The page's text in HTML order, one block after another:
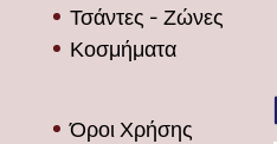
Τσάντες - Ζώνες
Κοσμήματα
Όροι Χρήσης